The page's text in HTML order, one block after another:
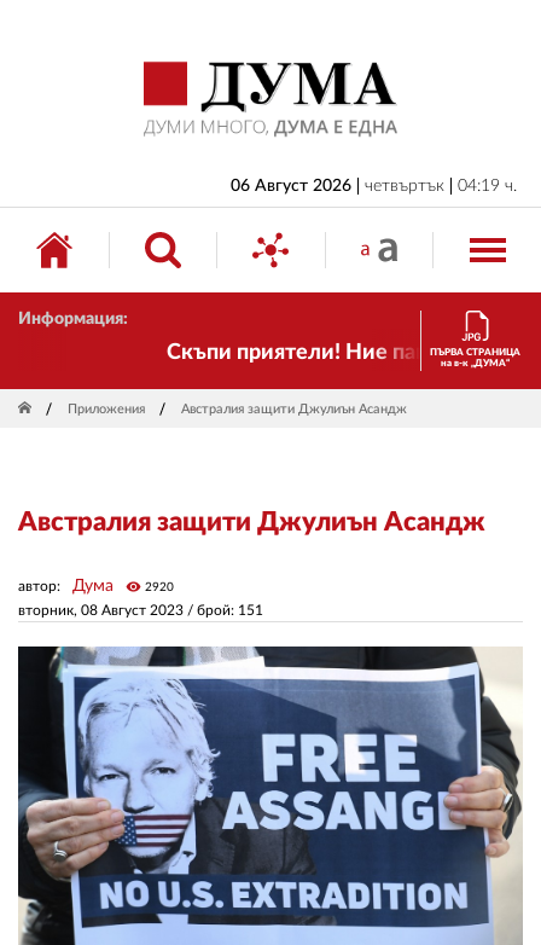
06 Август 2026 четвъртък 04:19 ч.
Информация:
Скъпи приятели! Ние пак сме тук!
ПЪРВА СТРАНИЦА
на в-к „ДУМА“
Приложения Австралия защити Джулиън Асандж
Австралия защити Джулиън Асандж
вторник, 08 Август 2023 / брой: 151
автор: Дума visibility 2920
БЪЛГАРИЯ
ИКОНОМИКА
ИЗБОРИ
СВЯТ
ДРУГИ
ЗА НАС
АВТОРИ
РЕДАКЦИЯ
КОНТАКТИ
РЕКЛАМА
АБОНАМЕНТ
УСЛОВИЯ ЗА ПОЛЗВАНЕ